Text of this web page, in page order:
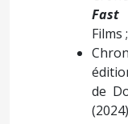
Fast
Films ;
de